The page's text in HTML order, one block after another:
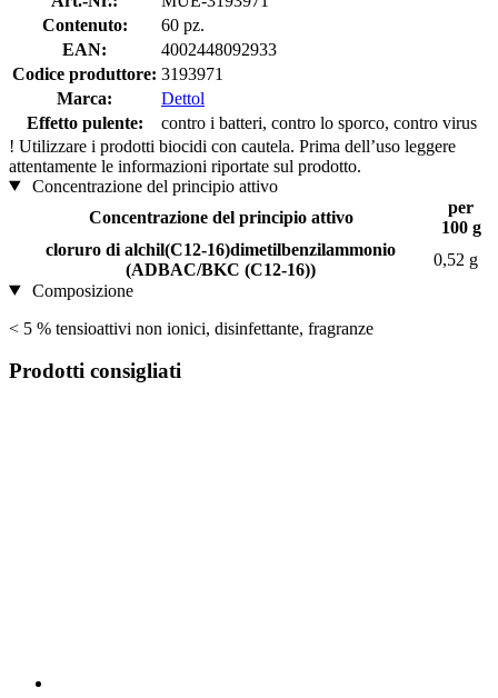
Contenuto:
60 pz.
EAN:
4002448092933
Codice produttore: 3193971
Marca:
Dettol
Effetto pulente:
contro i batteri, contro lo sporco, contro virus
! Utilizzare i prodotti biocidi con cautela. Prima dell’uso leggere
attentamente le informazioni riportate sul prodotto.
Concentrazione del principio attivo
Concentrazione del principio attivo
per
100 g
cloruro di alchil(C12-16)dimetilbenzilammonio
(ADBAC/BKC (C12-16))
0,52 g
Composizione
< 5 % tensioattivi non ionici, disinfettante, fragranze
Prodotti consigliati